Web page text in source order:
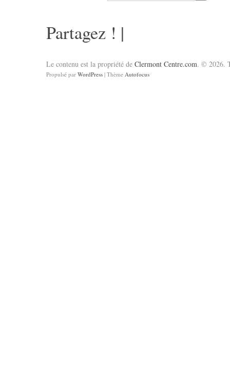
Partagez ! |
Le contenu est la propriété de Clermont Centre.com. © 2026.
Propulsé par WordPress | Thème Autofocus